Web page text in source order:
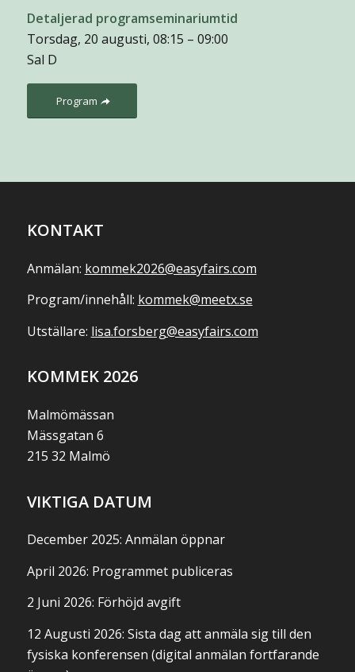
Detaljerad programseminariumtid
Torsdag, 20 augusti, 08:15 – 09:00
Sal D
Program
KONTAKT
Anmälan: kommek2026@easyfairs.com
Program/innehåll: kommek@meetx.se
Utställare: lisa.forsberg@easyfairs.com
KOMMEK 2026
Malmömässan
Mässgatan 6
215 32 Malmö
VIKTIGA DATUM
December 2025: Anmälan öppnar
April 2026: Programmet publiceras
2 Juni 2026: Förhöjd avgift
12 Augusti 2026: Sista dag att anmäla sig till den
fysiska konferensen (digital anmälan fortfarande